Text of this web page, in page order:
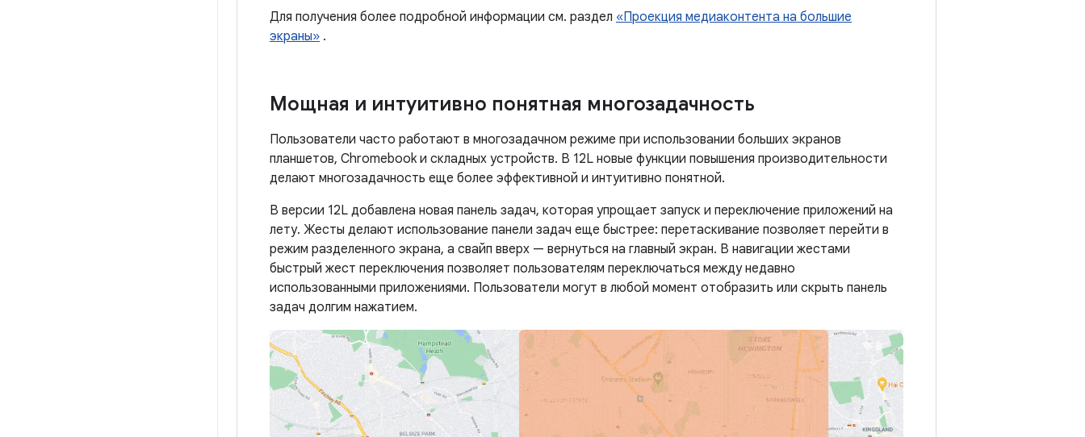
Для получения более подробной информации см. раздел «Проекция медиаконтента на большие
экраны» .
Мощная и интуитивно понятная многозадачность
Пользователи часто работают в многозадачном режиме при использовании больших экранов
планшетов, Chromebook и складных устройств. В 12L новые функции повышения производительности
делают многозадачность еще более эффективной и интуитивно понятной.
В версии 12L добавлена ​​новая панель задач, которая упрощает запуск и переключение приложений на
лету. Жесты делают использование панели задач еще быстрее: перетаскивание позволяет перейти в
режим разделенного экрана, а свайп вверх — вернуться на главный экран. В навигации жестами
быстрый жест переключения позволяет пользователям переключаться между недавно
использованными приложениями. Пользователи могут в любой момент отобразить или скрыть панель
задач долгим нажатием.